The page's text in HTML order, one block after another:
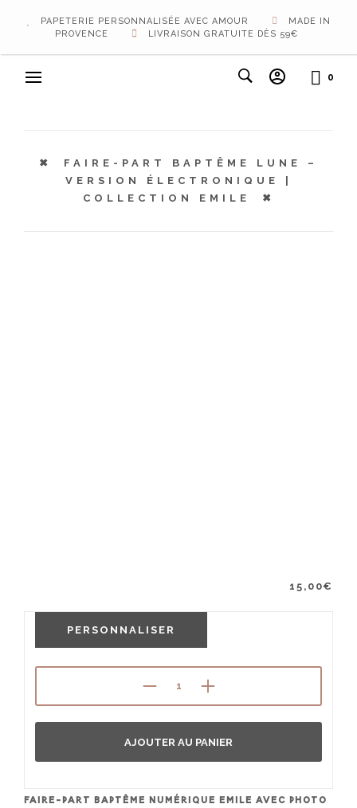
PAPETERIE PERSONNALISÉE AVEC AMOUR
MADE IN
PROVENCE
LIVRAISON GRATUITE DÈS 59€
0
FAIRE-PART BAPTÊME LUNE –
VERSION ÉLECTRONIQUE |
COLLECTION EMILE
15,00€
FAIRE-PART BAPTÊME NUMÉRIQUE EMILE AVEC PHOTO
PERSONNALISER
AJOUTER AU PANIER